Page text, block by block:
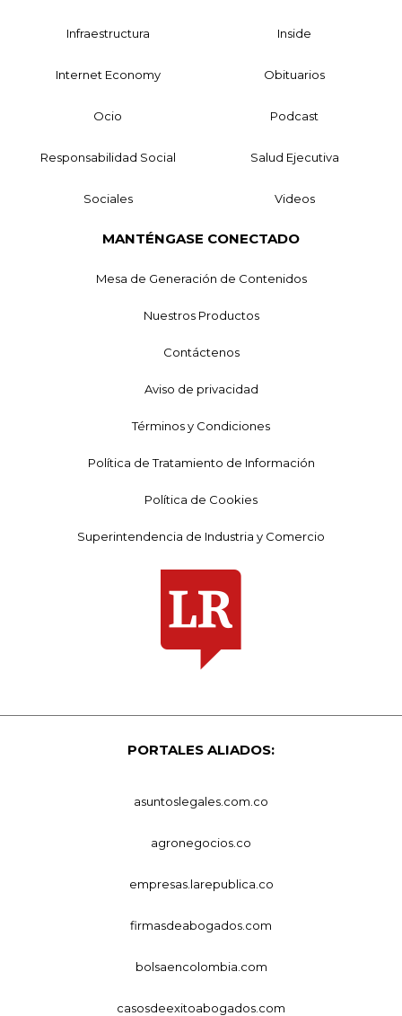
Infraestructura Inside
Internet Economy Obituarios
Ocio Podcast
Responsabilidad Social Salud Ejecutiva
Sociales Videos
MANTÉNGASE CONECTADO
Mesa de Generación de Contenidos
Nuestros Productos
Contáctenos
Aviso de privacidad
Términos y Condiciones
Política de Tratamiento de Información
Política de Cookies
Superintendencia de Industria y Comercio
PORTALES ALIADOS:
asuntoslegales.com.co
agronegocios.co
empresas.larepublica.co
firmasdeabogados.com
bolsaencolombia.com
casosdeexitoabogados.com